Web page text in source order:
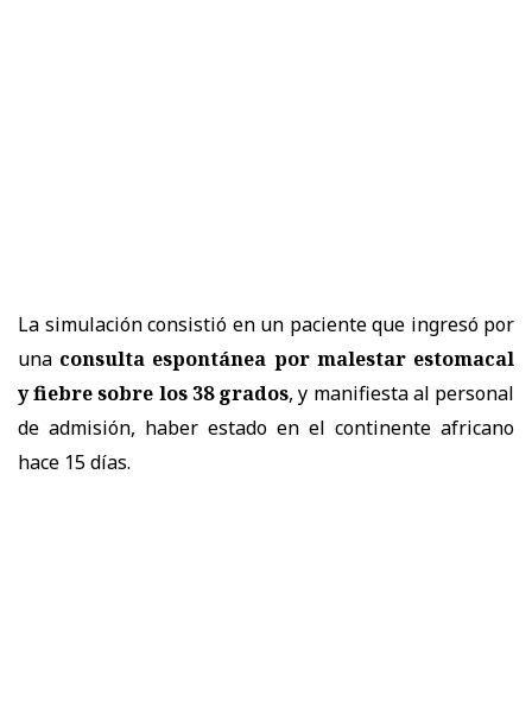
La simulación consistió en un paciente que ingresó por
una consulta espontánea por malestar estomacal
y fiebre sobre los 38 grados, y manifiesta al personal
de admisión, haber estado en el continente africano
hace 15 días.